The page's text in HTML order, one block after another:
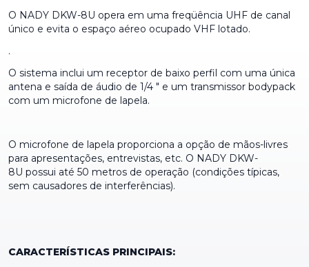
O NADY DKW-8U opera em uma freqüência UHF de canal
único e evita o espaço aéreo ocupado VHF lotado.
.
O sistema inclui um receptor de baixo perfil com uma única
antena e saída de áudio de 1/4 " e um transmissor bodypack
com um microfone de lapela.
O microfone de lapela proporciona a opção de mãos-livres
para apresentações, entrevistas, etc. O NADY DKW-
8U possui até 50 metros de operação (condições típicas,
sem causadores de interferências).
CARACTERÍSTICAS PRINCIPAIS: